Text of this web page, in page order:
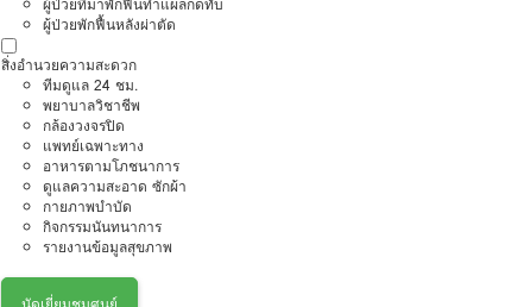
ผู้ป่วยพักฟื้นหลังผ่าตัด
สิ่งอำนวยความสะดวก
ทีมดูแล 24 ชม.
พยาบาลวิชาชีพ
กล้องวงจรปิด
แพทย์เฉพาะทาง
อาหารตามโภชนาการ
ดูแลความสะอาด ซักผ้า
กายภาพบำบัด
กิจกรรมนันทนาการ
รายงานข้อมูลสุขภาพ